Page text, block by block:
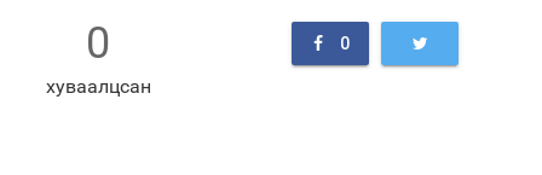
0
хуваалцсан
0